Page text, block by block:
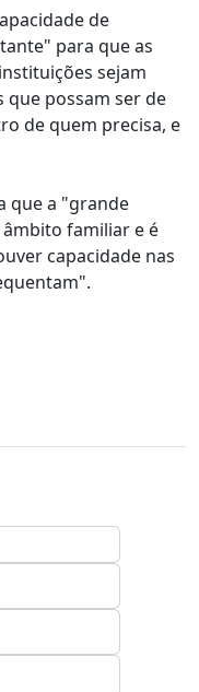
de
para que as
sejam
que possam ser de
de quem precisa, e
que a "grande
âmbito familiar e é
capacidade nas